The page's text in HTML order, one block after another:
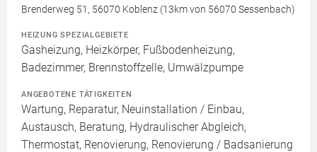
Brenderweg 51, 56070 Koblenz (13km von 56070 Sessenbach)
HEIZUNG SPEZIALGEBIETE
Gasheizung, Heizkörper, Fußbodenheizung,
Badezimmer, Brennstoffzelle, Umwälzpumpe
ANGEBOTENE TÄTIGKEITEN
Wartung, Reparatur, Neuinstallation / Einbau,
Austausch, Beratung, Hydraulischer Abgleich,
Thermostat, Renovierung, Renovierung / Badsanierung